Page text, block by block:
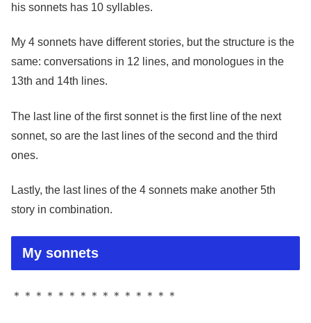
his sonnets has 10 syllables.
My 4 sonnets have different stories, but the structure is the
same: conversations in 12 lines, and monologues in the
13th and 14th lines.
The last line of the first sonnet is the first line of the next
sonnet, so are the last lines of the second and the third
ones.
Lastly, the last lines of the 4 sonnets make another 5th
story in combination.
My sonnets
＊＊＊＊＊＊＊＊＊＊＊＊＊＊＊